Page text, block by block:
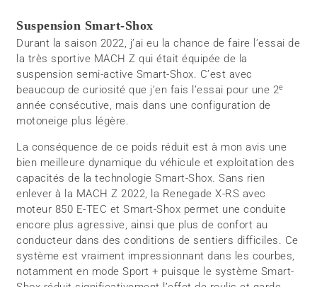
Suspension Smart-Shox
Durant la saison 2022, j’ai eu la chance de faire l’essai de
la très sportive MACH Z qui était équipée de la
suspension semi-active Smart-Shox. C’est avec
beaucoup de curiosité que j’en fais l’essai pour une 2e
année consécutive, mais dans une configuration de
motoneige plus légère.
La conséquence de ce poids réduit est à mon avis une
bien meilleure dynamique du véhicule et exploitation des
capacités de la technologie Smart-Shox. Sans rien
enlever à la MACH Z 2022, la Renegade X-RS avec
moteur 850 E-TEC et Smart-Shox permet une conduite
encore plus agressive, ainsi que plus de confort au
conducteur dans des conditions de sentiers difficiles. Ce
système est vraiment impressionnant dans les courbes,
notamment en mode Sport + puisque le système Smart-